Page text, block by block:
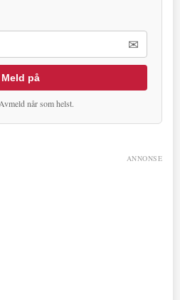
✉
Meld på
når som helst.
ANNONSE